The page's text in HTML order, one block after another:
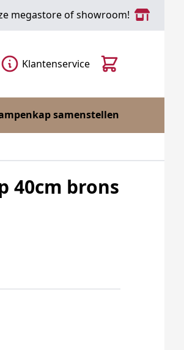
megastore of showroom!
samenstellen
Klantenservice Cart
40cm brons